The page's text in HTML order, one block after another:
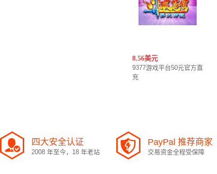
8.56美元
9377游戏平台50元官方直
充
四大安全认证
2008 年至今，18 年老站
PayPal 推荐商家
交易资金全程受保障